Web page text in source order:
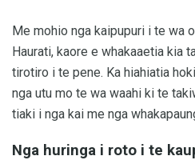
Me mohio nga kaipupuri i te wa
Haurati, kaore e whakaaetia kia
tirotiro i te pene. Ka hiahiatia
nga utu mo te wa waahi ki te
tiaki i nga kai me nga
Nga huringa i roto i te